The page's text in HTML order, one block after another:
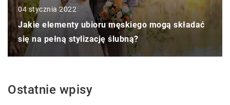
04 stycznia 2022
Jakie elementy ubioru męskiego mogą składać
się na pełną stylizację ślubną?
Ostatnie wpisy